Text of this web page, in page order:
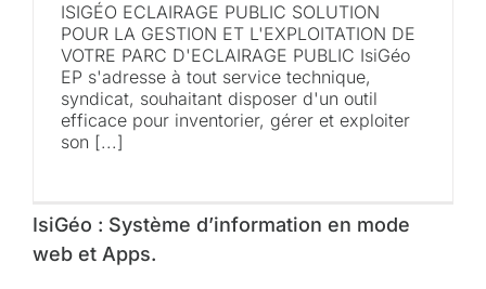
ISIGÉO ECLAIRAGE PUBLIC SOLUTION
POUR LA GESTION ET L'EXPLOITATION DE
VOTRE PARC D'ECLAIRAGE PUBLIC IsiGéo
EP s'adresse à tout service technique,
syndicat, souhaitant disposer d'un outil
efficace pour inventorier, gérer et exploiter
son [...]
IsiGéo : Système d’information en mode
web et Apps.